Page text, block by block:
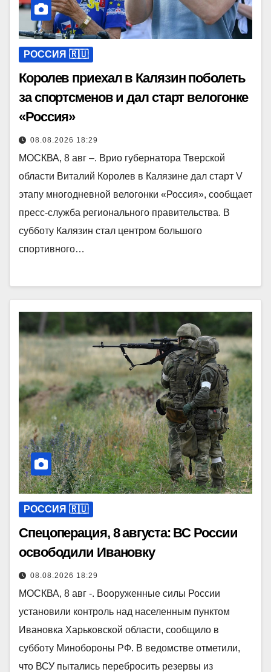
РОССИЯ 🇷🇺
Королев приехал в Калязин поболеть
за спортсменов и дал старт велогонке
«Россия»
08.08.2026 18:29
МОСКВА, 8 авг –. Врио губернатора Тверской
области Виталий Королев в Калязине дал старт V
этапу многодневной велогонки «Россия», сообщает
пресс-служба регионального правительства. В
субботу Калязин стал центром большого
спортивного…
РОССИЯ 🇷🇺
Спецоперация, 8 августа: ВС России
освободили Ивановку
08.08.2026 18:29
МОСКВА, 8 авг -. Вооруженные силы России
установили контроль над населенным пунктом
Ивановка Харьковской области, сообщило в
субботу Минобороны РФ. В ведомстве отметили,
что ВСУ пытались перебросить резервы из